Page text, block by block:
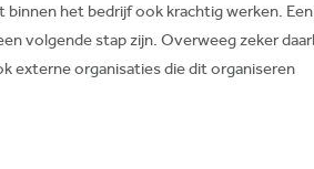
het bedrijf ook krachtig werken.
volgende stap zijn. Overweeg zeker
externe organisaties die dit organiseren